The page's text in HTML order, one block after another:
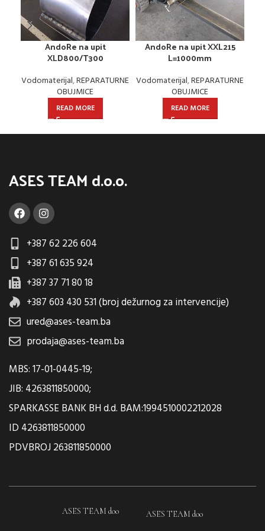
AndoRe na upit
XLD800/T300
Vodomaterijal,REPARATURNE
OBUJMICE
READ MORE
AndoRe na upit XXL215
L=1000mm
Vodomaterijal,REPARATURNE
OBUJMICE
READ MORE
ASES TEAM d.o.o.
+387 62 226 604
+387 61 635 924
+387 37 71 80 18
+387 603 430 531 (broj dežurnog za intervencije)
ured@ases-team.ba
prodaja@ases-team.ba
MBS: 17-01-0445-19;
JIB: 4263811850000;
SPARKASSE BANK BH d.d. BAM:1994510002212028
ID 4263811850000
PDVBROJ 263811850000
ASES TEAM doo ASES TEAM doo